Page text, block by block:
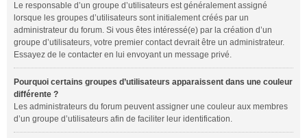
Le responsable d’un groupe d’utilisateurs est généralement assigné
lorsque les groupes d’utilisateurs sont initialement créés par un
administrateur du forum. Si vous êtes intéressé(e) par la création d’un
groupe d’utilisateurs, votre premier contact devrait être un administrateur.
Essayez de le contacter en lui envoyant un message privé.
Pourquoi certains groupes d’utilisateurs apparaissent dans une couleur
différente ?
Les administrateurs du forum peuvent assigner une couleur aux membres
d’un groupe d’utilisateurs afin de faciliter leur identification.